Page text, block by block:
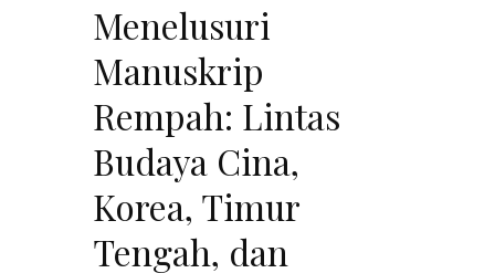
Menelusuri
Manuskrip
Rempah: Lintas
Budaya Cina,
Korea, Timur
Tengah, dan